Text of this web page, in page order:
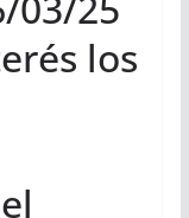
los